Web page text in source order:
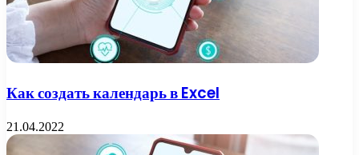
Как создать календарь в Excel
21.04.2022